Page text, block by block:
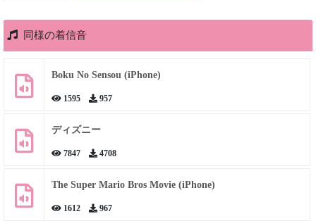
同様の着信音
Boku No Sensou (iPhone)
1595 957
ディズニー
7847 4708
The Super Mario Bros Movie (iPhone)
1612 967